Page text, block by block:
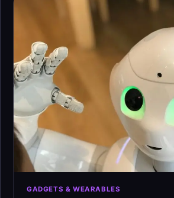
GADGETS & WEARABLES